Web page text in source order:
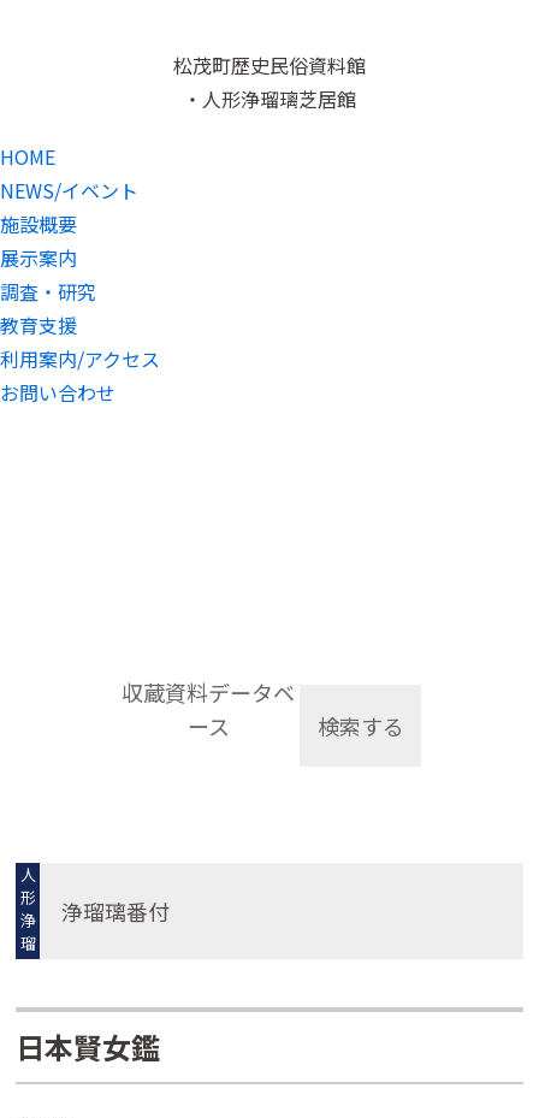
松茂町歴史民俗資料館
・人形浄瑠璃芝居館
HOME
NEWS/イベント
施設概要
展示案内
調査・研究
教育支援
利用案内/アクセス
お問い合わせ
収蔵資料データベ
ース
検索する
人
形
浄
瑠
璃
浄瑠璃番付
日本賢女鑑